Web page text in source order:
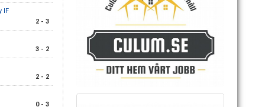
IF
2 - 3
3 - 2
2 - 2
0 - 3